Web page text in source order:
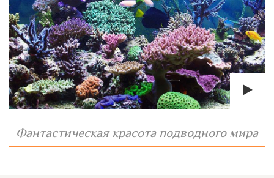
Фантастическая красота подводного мира